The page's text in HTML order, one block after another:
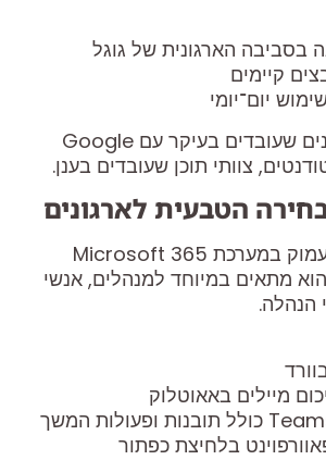
בסביבה הארגונית של גוגל
קיימים
יום־יומי
למי מתאים: ארגונים שעובדים בעיקר עם Google
Copilot משולב עמוק במערכת Microsoft 365
הוא מתאים במיוחד למנהלים, אנשי
הנהלה.
מיילים באאוטלוק
בלחיצת כפתור